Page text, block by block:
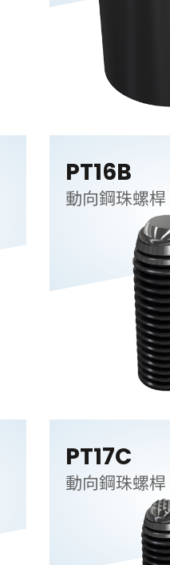
PT16B
PT17C